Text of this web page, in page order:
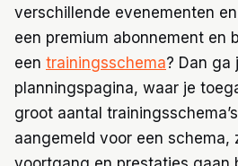
verschillende evenementen
een premium abonnement en
een trainingsschema? Dan ga
planningspagina, waar je
groot aantal
aangemeld voor een schema,